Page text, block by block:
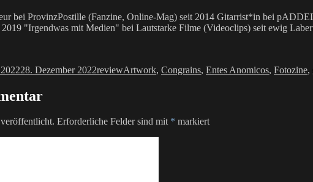
bei ProvinzPostille (Fanzine, Online-Mag) seit 2014 Gitarrist*in bei
"Irgendwas mit Medien" bei Lautstarke Filme (Videoclips) seit ewig
28. Dezember 2022reviewArtwork, Congrains, Entes Anomicos, Fotozine,
Erforderliche Felder sind mit * markiert